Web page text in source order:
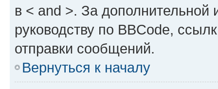
в < and >. За
руководству по BBCode,
отправки сообщений.
Вернуться к началу